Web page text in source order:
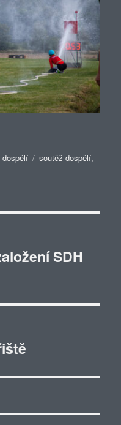
dospělí Štítky:
soutěž dospělí,
SDH